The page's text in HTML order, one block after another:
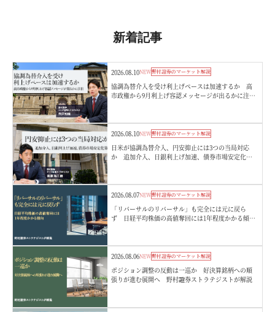
新着記事
2026.08.10NEW野村證券のマーケット解説
協調為替介入を受け利上げペースは加速するか 高
市政権から9月利上げ容認メッセージが出るかに注
2026.08.10NEW野村證券のマーケット解説
日米が協調為替介入、円安抑止には3つの当局対応
か 追加介入、日銀利上げ加速、債券市場安定化
2026.08.07NEW野村證券のマーケット解説
「リバーサルのリバーサル」も完全には元に戻ら
ず 日経平均株価の高値奪回には1年程度かかる傾
2026.08.06NEW野村證券のマーケット解説
ポジション調整の反動は一巡か 好決算銘柄への順
張りが進む展開へ 野村證券ストラテジストが解説